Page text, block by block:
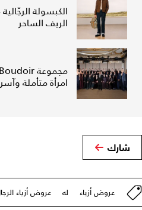
الريف الساحر
امرأة متأملة
شارك
عروض أزياء له عروض أزياء